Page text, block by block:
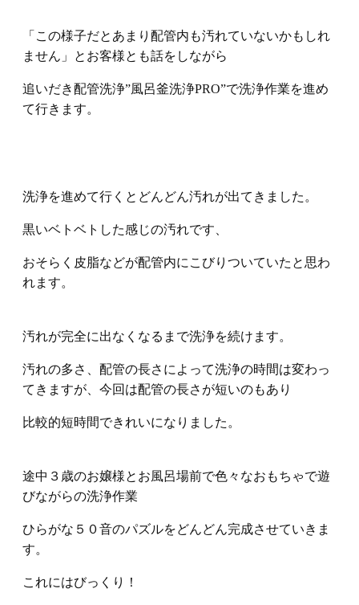
「この様子だとあまり配管内も汚れていないかもしれ
ません」とお客様とも話をしながら
追いだき配管洗浄”風呂釜洗浄PRO”で洗浄作業を進め
て行きます。
洗浄を進めて行くとどんどん汚れが出てきました。
黒いベトベトした感じの汚れです、
おそらく皮脂などが配管内にこびりついていたと思わ
れます。
汚れが完全に出なくなるまで洗浄を続けます。
汚れの多さ、配管の長さによって洗浄の時間は変わっ
てきますが、今回は配管の長さが短いのもあり
比較的短時間できれいになりました。
途中３歳のお嬢様とお風呂場前で色々なおもちゃで遊
びながらの洗浄作業
ひらがな５０音のパズルをどんどん完成させていきま
す。
これにはびっくり！